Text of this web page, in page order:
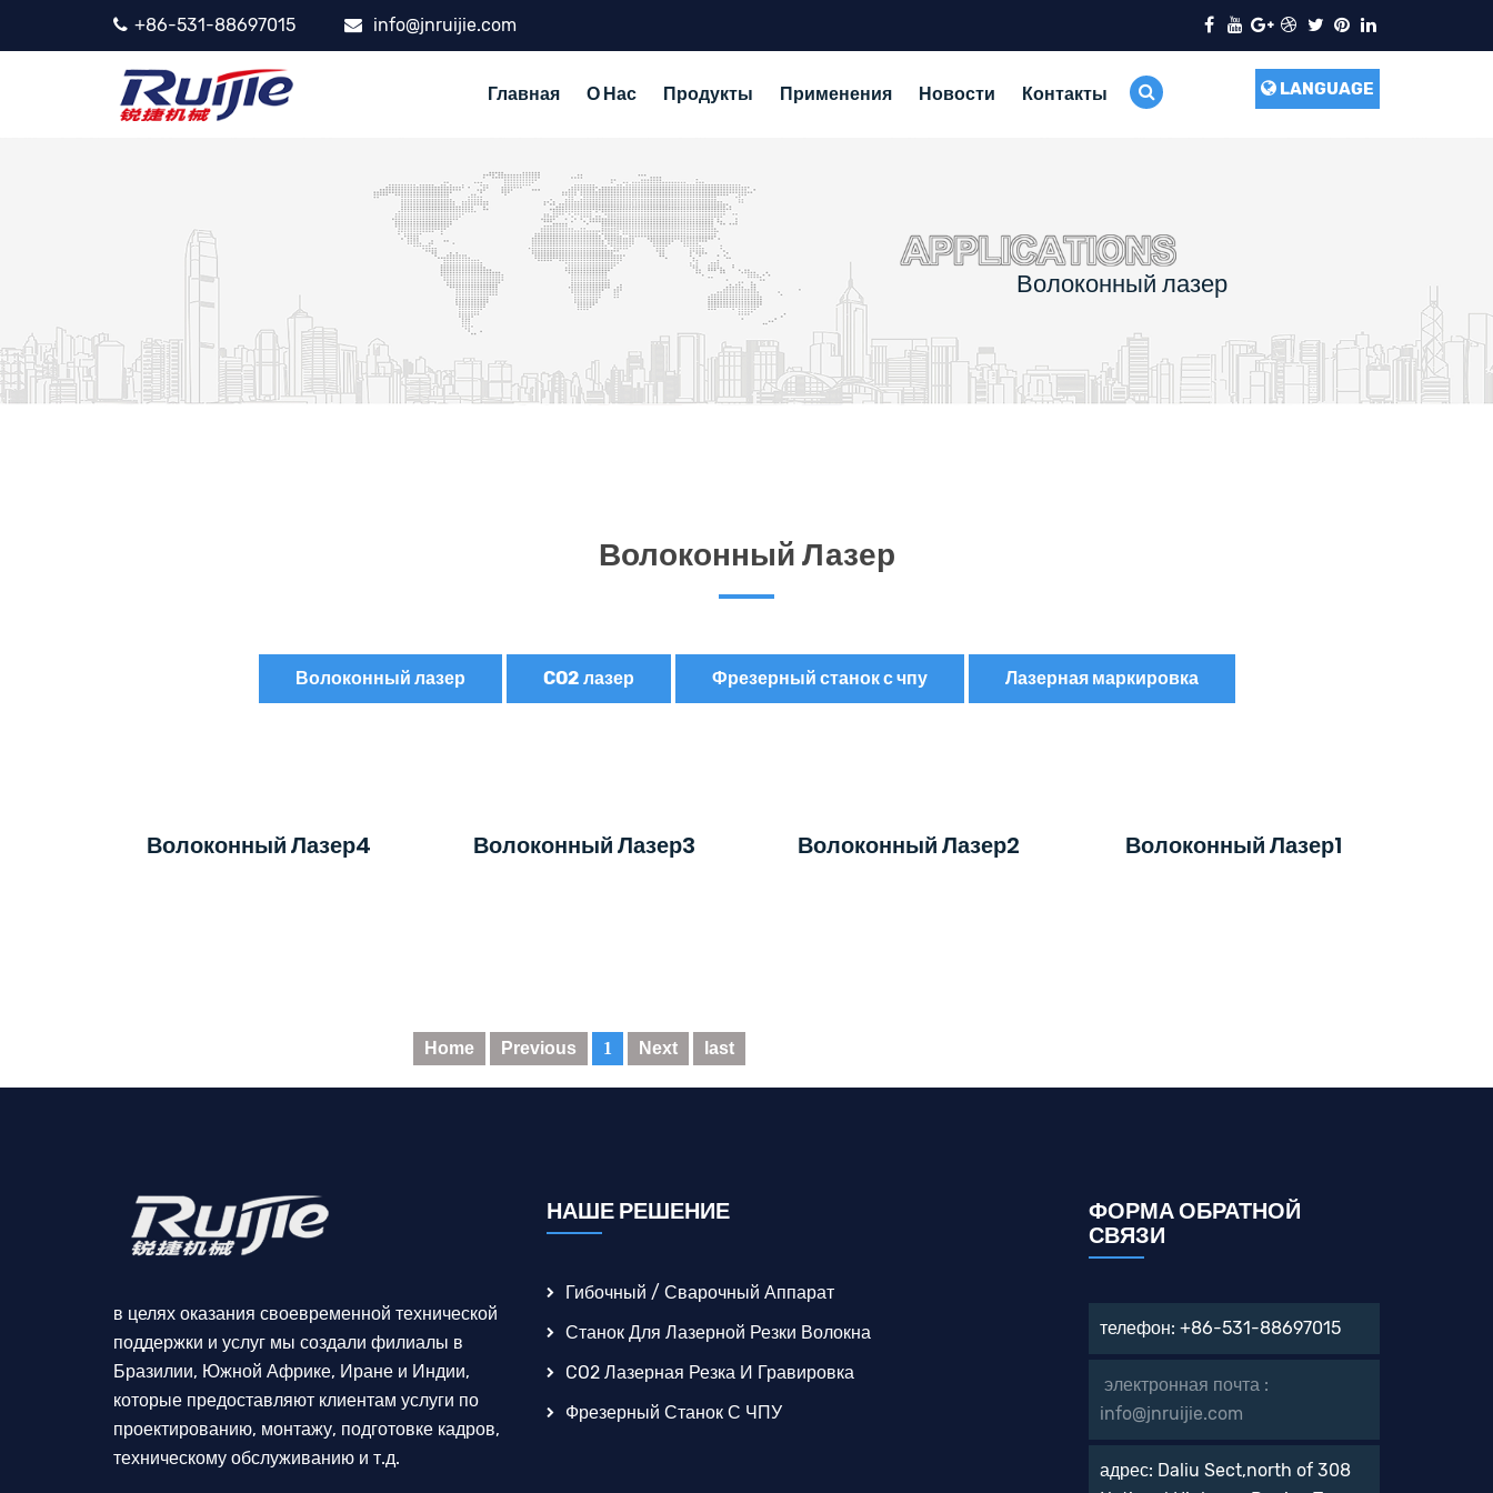
+86-531-88697015 info@jnruijie.com
Главная О Нас Продукты Применения Новости Контакты LANGUAGE
Волоконный лазер
Волоконный Лазер
Волоконный лазер CO2 лазер Фрезерный станок с чпу Лазерная маркировка
Волоконный Лазер4 Волоконный Лазер3 Волоконный Лазер2 Волоконный Лазер1
Home Previous 1 Next last
в целях оказания своевременной технической
поддержки и услуг мы создали филиалы в
Бразилии, Южной Африке, Иране и Индии,
которые предоставляют клиентам услуги по
проектированию, монтажу, подготовке кадров,
техническому обслуживанию и т.д.
НАШЕ РЕШЕНИЕ
Гибочный / Сварочный Аппарат
Станок Для Лазерной Резки Волокна
CO2 Лазерная Резка И Гравировка
Фрезерный Станок С ЧПУ
ФОРМА ОБРАТНОЙ
СВЯЗИ
телефон: +86-531-88697015
электронная почта :
info@jnruijie.com
адрес: Daliu Sect,north of 308